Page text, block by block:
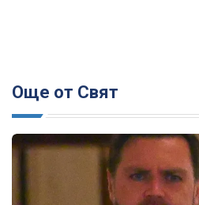
Още от Свят